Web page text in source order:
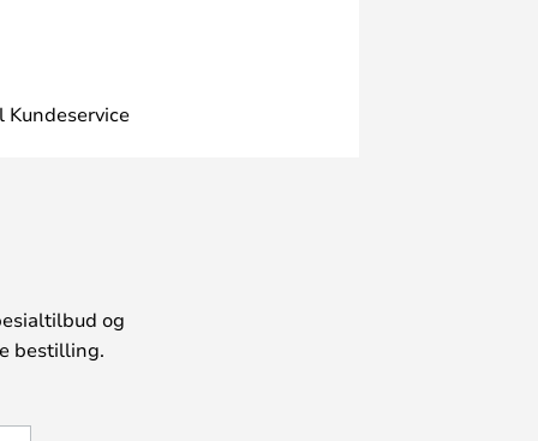
Kundeservice
og
bestilling.